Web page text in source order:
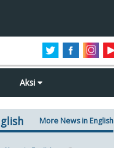
Aksi
More News in English